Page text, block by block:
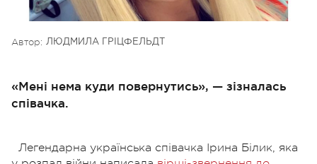
Автор: ЛЮДМИЛА ГРІЦФЕЛЬДТ
«Мені нема куди повернутись», — зізналась
співачка.
Легендарна українська співачка Ірина Білик, яка